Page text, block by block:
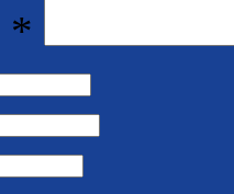
*